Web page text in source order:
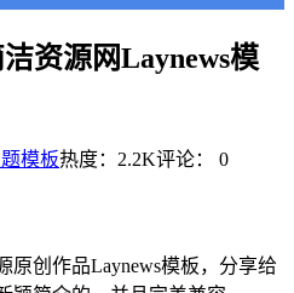
资源网Laynews模
模板热度：2.2K评论： 0
原创作品Laynews模板，分享给